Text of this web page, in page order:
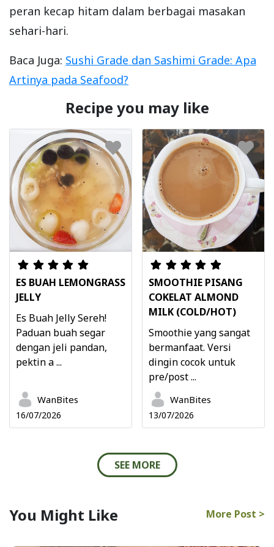
peran kecap hitam dalam berbagai masakan
sehari-hari.
Baca Juga: Sushi Grade dan Sashimi Grade: Apa
Artinya pada Seafood?
Recipe you may like
ES BUAH LEMONGRASS
JELLY
Es Buah Jelly Sereh!
Paduan buah segar
dengan jeli pandan,
pektin a ...
WanBites
16/07/2026
SMOOTHIE PISANG
COKELAT ALMOND
MILK (COLD/HOT)
Smoothie yang sangat
bermanfaat. Versi
dingin cocok untuk
pre/post ...
WanBites
13/07/2026
SEE MORE
You Might Like More Post >